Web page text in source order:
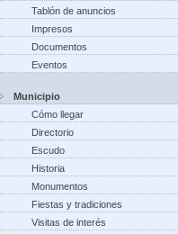
Tablón de anuncios
Impresos
Documentos
Eventos
Municipio
Cómo llegar
Directorio
Escudo
Historia
Monumentos
Fiestas y tradiciones
Visitas de interés